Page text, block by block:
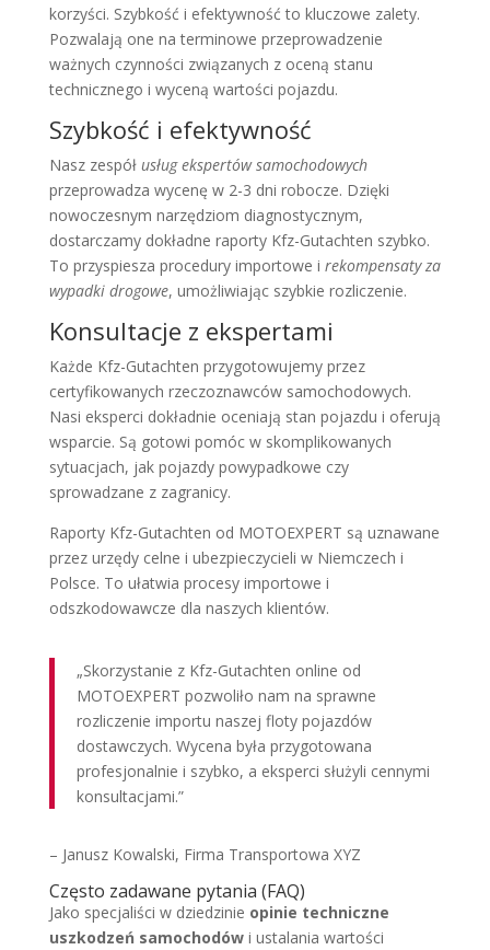
korzyści. Szybkość i efektywność to kluczowe zalety.
Pozwalają one na terminowe przeprowadzenie
ważnych czynności związanych z oceną stanu
technicznego i wyceną wartości pojazdu.
Szybkość i efektywność
Nasz zespół usług ekspertów samochodowych
przeprowadza wycenę w 2-3 dni robocze. Dzięki
nowoczesnym narzędziom diagnostycznym,
dostarczamy dokładne raporty Kfz-Gutachten szybko.
To przyspiesza procedury importowe i rekompensaty za
wypadki drogowe, umożliwiając szybkie rozliczenie.
Konsultacje z ekspertami
Każde Kfz-Gutachten przygotowujemy przez
certyfikowanych rzeczoznawców samochodowych.
Nasi eksperci dokładnie oceniają stan pojazdu i oferują
wsparcie. Są gotowi pomóc w skomplikowanych
sytuacjach, jak pojazdy powypadkowe czy
sprowadzane z zagranicy.
Raporty Kfz-Gutachten od MOTOEXPERT są uznawane
przez urzędy celne i ubezpieczycieli w Niemczech i
Polsce. To ułatwia procesy importowe i
odszkodowawcze dla naszych klientów.
„Skorzystanie z Kfz-Gutachten online od
MOTOEXPERT pozwoliło nam na sprawne
rozliczenie importu naszej floty pojazdów
dostawczych. Wycena była przygotowana
profesjonalnie i szybko, a eksperci służyli cennymi
konsultacjami.”
– Janusz Kowalski, Firma Transportowa XYZ
Często zadawane pytania (FAQ)
Jako specjaliści w dziedzinie opinie techniczne
uszkodzeń samochodówi ustalania wartości